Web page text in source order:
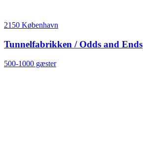
2150 København
Tunnelfabrikken / Odds and Ends
500-1000 gæster